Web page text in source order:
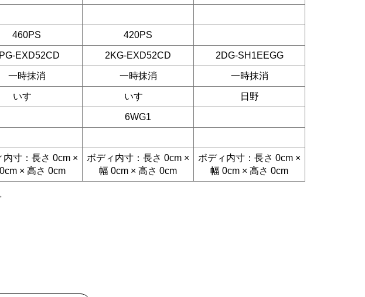
460PS 420PS
EXD52CD 2KG-EXD52CD 2DG-SH1EEGG
一時抹消 一時抹消 一時抹消
いすゞ いすゞ 日野
6WG1
内寸：長さ 0cm ×
× 高さ 0cm
ボディ内寸：長さ 0cm ×
幅 0cm × 高さ 0cm
ボディ内寸：長さ 0cm ×
幅 0cm × 高さ 0cm